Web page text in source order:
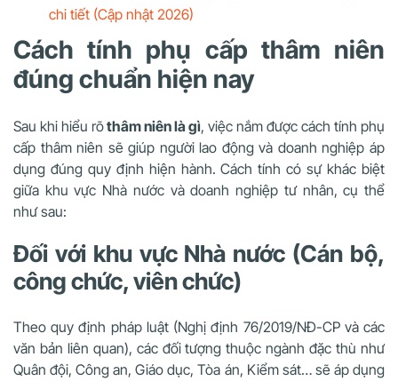
chi tiết (Cập nhật 2026)
Cách tính phụ cấp thâm niên
đúng chuẩn hiện nay
Sau khi hiểu rõthâm niên là gì, việc nắm được cách tính phụ
cấp thâm niên sẽ giúp người lao động và doanh nghiệp áp
dụng đúng quy định hiện hành. Cách tính có sự khác biệt
giữa khu vực Nhà nước và doanh nghiệp tư nhân, cụ thể
như sau:
Đối với khu vực Nhà nước (Cán bộ,
công chức, viên chức)
Theo quy định pháp luật (Nghị định 76/2019/NĐ-CP và các
văn bản liên quan), các đối tượng thuộc ngành đặc thù như
Quân đội, Công an, Giáo dục, Tòa án, Kiểm sát… sẽ áp dụng